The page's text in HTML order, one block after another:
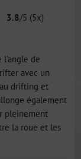
3.8/5 (5x)
l'angle de
avec un
drifting et
également
pleinement
la roue et les